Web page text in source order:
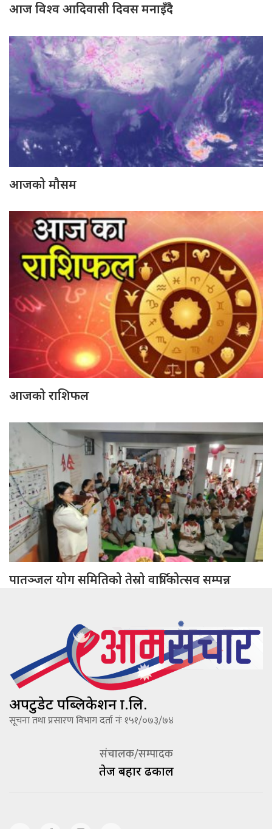
आज विश्व आदिवासी दिवस मनाइँदै
आजको मौसम
आजको राशिफल
पातञ्जल योग समितिको तेस्रो वार्षिकोत्सव सम्पन्न
अपटुडेट पब्लिकेशन प्रा.लि.
सूचना तथा प्रसारण विभाग दर्ता नंः १५१/०७३/७४
संचालक/सम्पादक
तेज बहादूर ढकाल